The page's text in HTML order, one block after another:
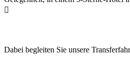
Dabei begleiten Sie unsere